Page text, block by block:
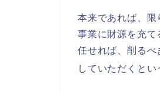
本来であれば、限
事業に財源を充て
任せれば、削るべ
していただくと